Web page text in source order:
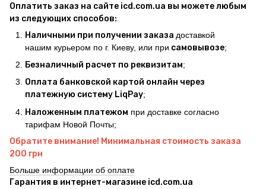
Оплатить заказ на сайте icd.com.ua вы можете любым
из следующих способов:
Наличными при получении заказа доставкой
нашим курьером по г. Киеву, или при самовывозе;
Безналичный расчет по реквизитам;
Оплата банковской картой онлайн через
платежную систему LiqPay;
Наложенным платежом при доставке согласно
тарифам Новой Почты;
Обратите внимание! Минимальная стоимость заказа
200 грн
Больше информации об оплате
Гарантия в интернет-магазине icd.com.ua